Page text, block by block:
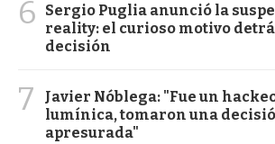
6
Sergio Puglia anunció la
reality: el curioso motivo
decisión
7
Javier Nóblega: "Fue un
lumínica, tomaron una
apresurada"